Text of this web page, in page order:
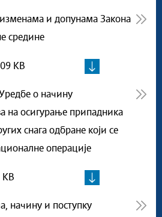
изменама и допунама Закона
средине
KB
о начину
на осигурање припадника
снага одбране који се
операције
начину и поступку